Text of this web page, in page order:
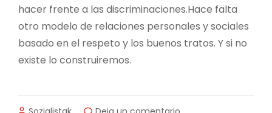
hacer frente a las discriminaciones.Hace falta
otro modelo de relaciones personales y sociales
basado en el respeto y los buenos tratos. Y si no
existe lo construiremos.